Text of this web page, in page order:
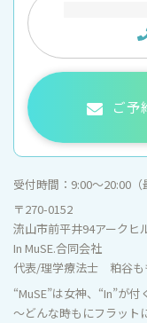
ご予
受付時間： 9:00〜20:00（
〒270-0152
流山市前平井94アークヒ
In MuSE.合同会社
代表/理学療法士 粕谷も
“MuSE”は女神、“In”が
～どんな時もにフラット